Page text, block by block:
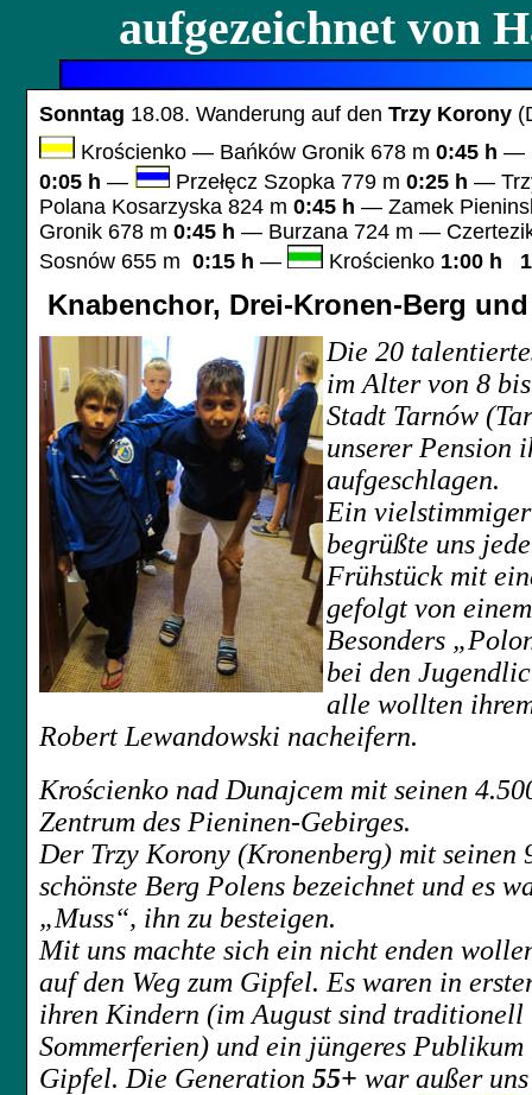
aufgezeichnet von
Sonntag 18.08. Wanderung auf den Trzy Korony
Krościenko — Bańków Gronik 678 m 0:45 h —
0:05 h — Przełęcz Szopka 779 m 0:25 h —
Polana Kosarzyska 824 m 0:45 h — Zamek
Gronik 678 m 0:45 h — Burzana 724 m —
Sosnów 655 m 0:15 h — Krościenko 1:00 h
Knabenchor, Drei-Kronen-Berg
Die 20
im Alter von 8
Stadt Tarnów (
unserer Pension
aufgeschlagen.
Ein
begrüßte uns
Frühstück mit
gefolgt von
Besonders
bei den
alle wollten
Robert Lewandowski nacheifern.
Krościenko nad Dunajcem mit seinen
Zentrum des Pieninen-Gebirges.
Der Trzy Korony (Kronenberg) mit seinen
schönste Berg Polens bezeichnet und es
„Muss“, ihn zu besteigen.
Mit uns machte sich ein nicht enden
auf den Weg zum Gipfel. Es waren in
ihren Kindern (im August sind traditionell
Sommerferien) und ein jüngeres Publikum
Gipfel. Die Generation 55+ war außer